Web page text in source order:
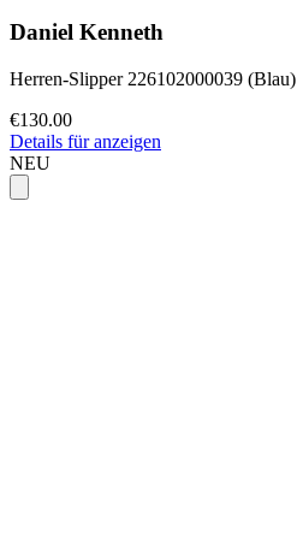
Daniel Kenneth
Herren-Slipper 226102000039 (Blau)
€130.00
Details für anzeigen
NEU